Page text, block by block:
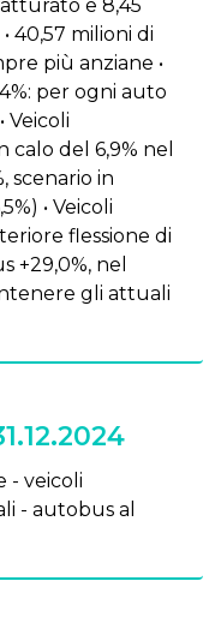
e 8,45
40,57 milioni di
più anziane •
per ogni auto
Veicoli
calo del 6,9% nel
scenario in
• Veicoli
flessione di
+29,0%, nel
gli attuali
- veicoli
- autobus al